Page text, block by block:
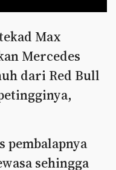
Max
Mercedes
dari Red Bull
sehingga